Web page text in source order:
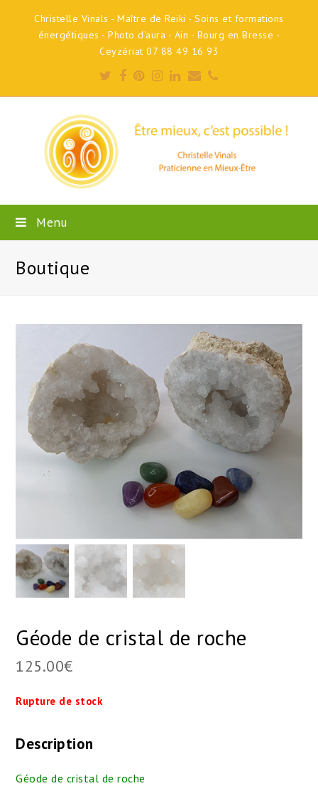
Christelle Vinals - Maître de Reiki - Soins et formations
énergétiques - Photo d'aura - Ain - Bourg en Bresse -
Ceyzériat 07 88 49 16 93
Twitter
Facebook
Pinterest
Instagram
LinkedIn
EmailPhone
Menu
Boutique
Géode de cristal de roche
125.00€
Rupture de stock
Description
Géode de cristal de roche